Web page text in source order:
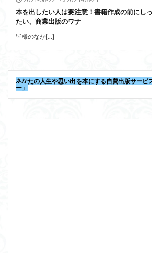
本を出したい人は要注意！書籍作成の前にし
たい、商業出版のワナ
皆様のなか[…]
あなたの人生や思い出を本にする自費出版サービ
ー」